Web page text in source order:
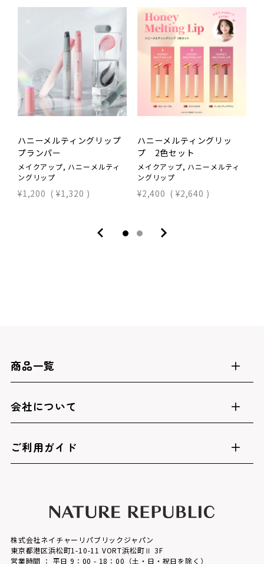
ハニーメルティングリップ
プランパー
メイクアップ, ハニーメルティ
ングリップ
¥1,200 ( ¥1,320 )
ハニーメルティングリッ
プ 2色セット
メイクアップ, ハニーメルティ
ングリップ
¥2,400 ( ¥2,640 )
株式会社ネイチャーリパブリックジャパン
東京都港区浜松町1-10-11 VORT浜松町Ⅱ 3F
営業時間 ： 平日 9：00 - 18：00（土・日・祝日を除く）
商品一覧
会社について
ご利用ガイド